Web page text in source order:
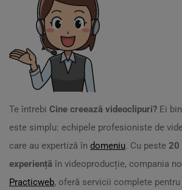
Te întrebi Cine creează videoclipuri? Ei
este simplu: echipele profesioniste de
care au expertiză în domeniu. Cu peste 20
experiență în videoproducție, compania
Practicweb, oferă servicii complete